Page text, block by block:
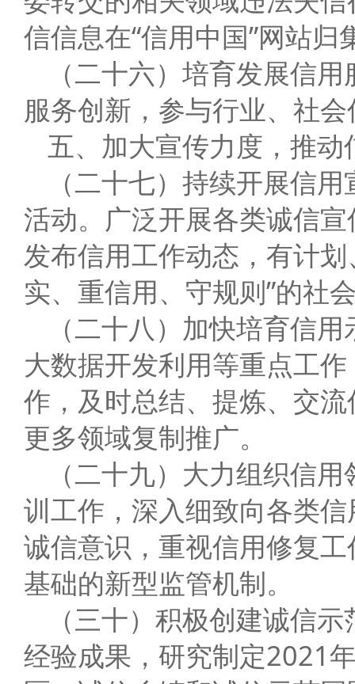
信信息在“信用中国”网站归
（二十六）培育发展信
服务创新，参与行业、社
五、加大宣传力度，推动
（二十七）持续开展信
活动。广泛开展各类诚信
发布信用工作动态，有计
实、重信用、守规则”的社
（二十八）加快培育信
大数据开发利用等重点工
作，及时总结、提炼、交
更多领域复制推广。
（二十九）大力组织信
训工作，深入细致向各类
诚信意识，重视信用修复
基础的新型监管机制。
（三十）积极创建诚信
经验成果，研究制定2021